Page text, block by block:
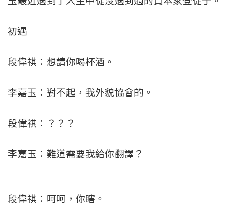
初遇
段偉祺：想請你喝杯酒。
李嘉玉：對不起，我外貌協會的。
段偉祺：？？？
李嘉玉：難道需要我給你翻譯？
段偉祺：呵呵，你瞎。